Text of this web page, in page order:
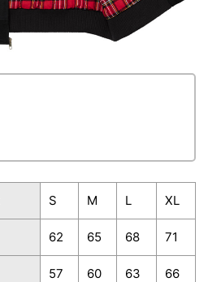
S M L XL
62 65 68 71
57 60 63 66